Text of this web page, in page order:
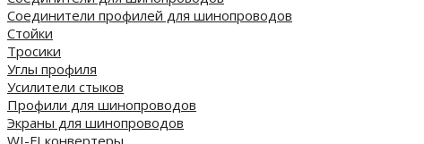
Соединители профилей для шинопроводов
Стойки
Тросики
Углы профиля
Усилители стыков
Профили для шинопроводов
Экраны для шинопроводов
WI-FI конвертеры